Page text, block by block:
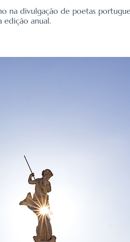
divulgação de poetas
edição anual.